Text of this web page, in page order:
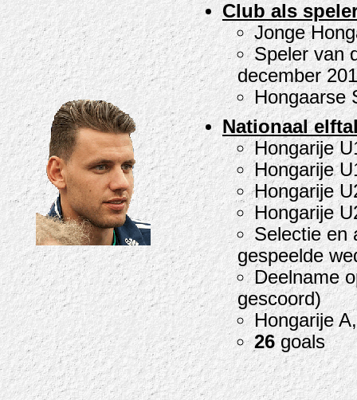
Club als
Jonge
Speler van
december
Hongaarse
Nationaal
Hongarije
Hongarije
Hongarije
Hongarije
Selectie en
gespeelde
Deelname
gescoord)
Hongarije A,
26goals